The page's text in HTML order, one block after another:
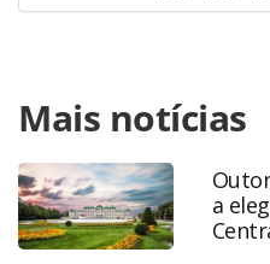
https://www.panrotas.com.br/
corporativas/tecnologia/
de-empreender-no-mundo-
ferramentas oferecidas na
produzido pela PANROTAS
legislação brasileira sobre
Mais notícias
a